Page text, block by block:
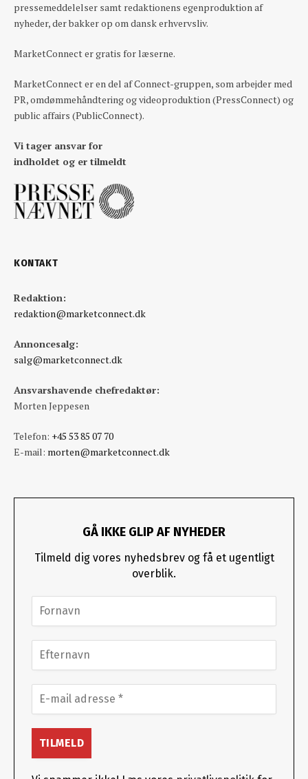
pressemeddelelser samt redaktionens egenproduktion af
nyheder, der bakker op om dansk erhvervsliv.
MarketConnect er gratis for læserne.
MarketConnect er en del af Connect-gruppen, som arbejder med
PR, omdømmehåndtering og videoproduktion (PressConnect) og
public affairs (PublicConnect).
Vi tager ansvar for
indholdet og er tilmeldt
KONTAKT
Redaktion:
redaktion@marketconnect.dk
Annoncesalg:
salg@marketconnect.dk
Ansvarshavende chefredaktør:
Morten Jeppesen
Telefon: +45 53 85 07 70
E-mail: morten@marketconnect.dk
GÅ IKKE GLIP AF NYHEDER
Tilmeld dig vores nyhedsbrev og få et ugentligt
overblik.